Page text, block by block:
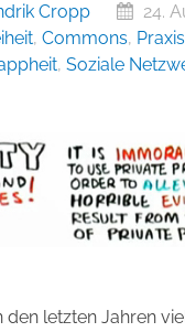
Cropp
24.
,Commons,
,Soziale
den letzten Jahren